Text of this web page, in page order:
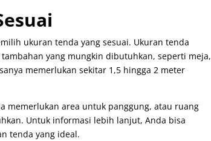
ukuran tenda yang sesuai. Ukuran tenda
yang mungkin dibutuhkan, seperti meja,
memerlukan sekitar 1,5 hingga 2 meter
memerlukan area untuk panggung, atau ruang
Untuk informasi lebih lanjut, Anda bisa
tenda yang ideal.